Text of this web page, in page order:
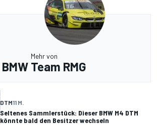
Mehr von
BMW Team RMG
DTM11 M.
Seltenes Sammlerstück: Dieser BMW M4 DTM
könnte bald den Besitzer wechseln